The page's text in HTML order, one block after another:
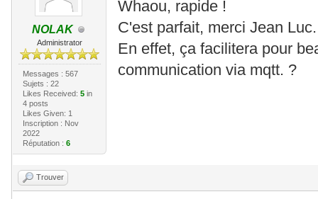
NOLAK
Administrator
Messages : 567
Sujets : 22
Likes Received: 5in
4 posts
Likes Given: 1
Inscription : Nov
2022
Réputation : 6
Whaou, rapide !
C'est parfait, merci Jean Luc.
En effet, ça facilitera pour
communication via mqtt. ?
Trouver